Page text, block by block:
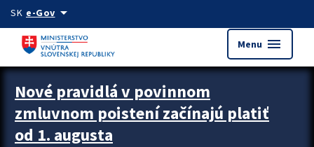
Preskocit na hlavný obsah
SK e-Govarrow_drop_down
Menu menu
Zastavit automatický posun upútavok
Nové pravidlá v povinnom
zmluvnom poistení začínajú platiť
od 1. augusta